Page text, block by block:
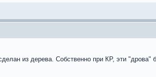
из дерева. Собственно при КР, эти